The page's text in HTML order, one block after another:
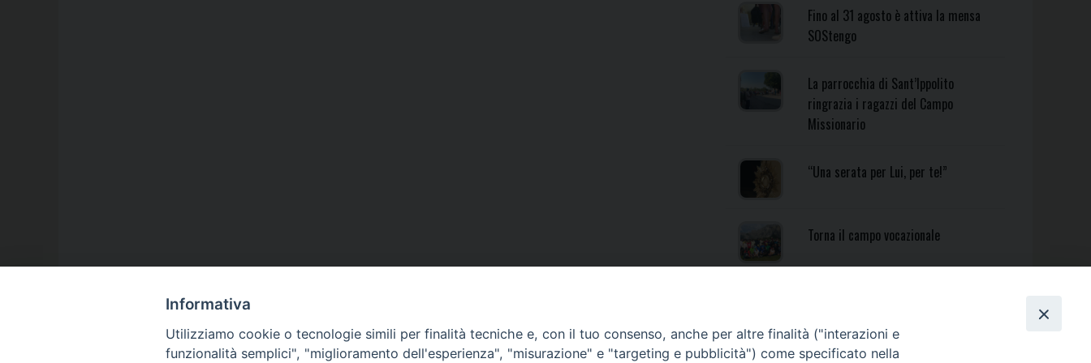
Fino al 31 agosto è attiva la mensa
SOStengo
La parrocchia di Sant’Ippolito
ringrazia i ragazzi del Campo
Missionario
“Una serata per Lui, per te!”
Torna il campo vocazionale
Informativa
Utilizziamo cookie o tecnologie simili per finalità tecniche e, con il tuo consenso, anche per altre finalità ("interazioni e
funzionalità semplici", "miglioramento dell'esperienza", "misurazione" e "targeting e pubblicità") come specificato nella